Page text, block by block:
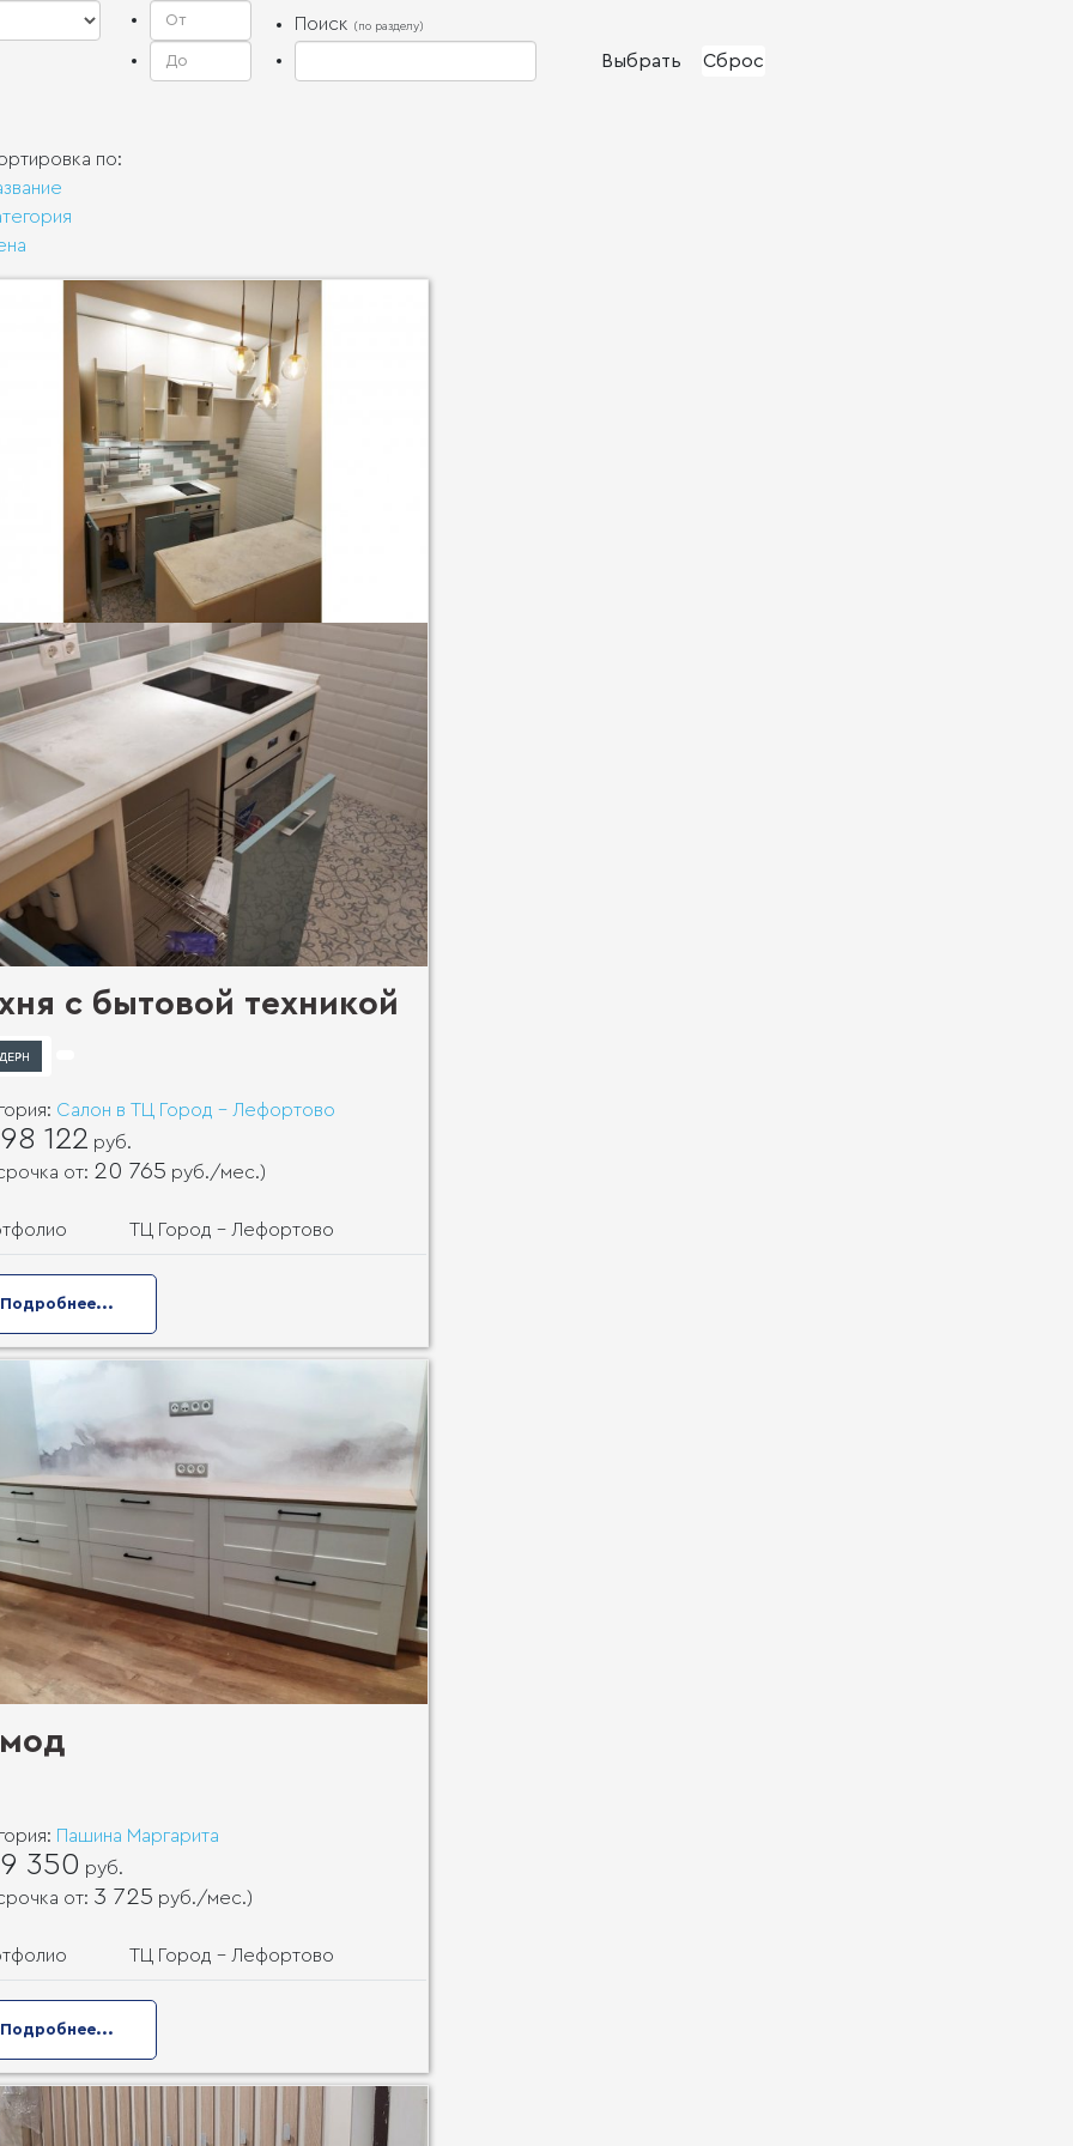
Поиск (по разделу)
по:
с бытовой техникой
Салон в ТЦ Город - Лефортово
122 руб.
от: 20 765 руб./мес.)
ТЦ Город - Лефортово
Подробнее...
Пашина Маргарита
350 руб.
от: 3 725 руб./мес.)
ТЦ Город - Лефортово
Подробнее...